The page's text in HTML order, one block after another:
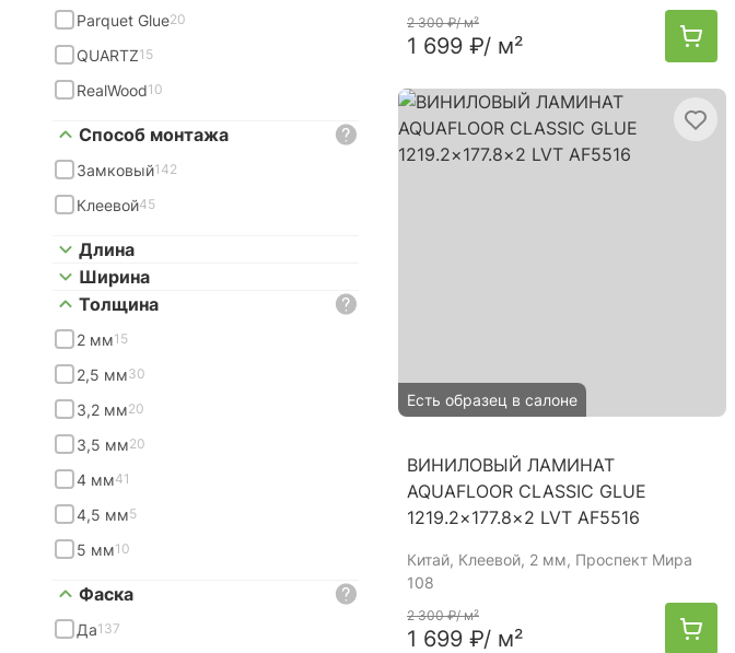
Parquet Glue20
QUARTZ15
RealWood10
Способ монтажа
Замковый142
Клеевой45
Длина
Ширина
Толщина
2 мм15
2,5 мм30
3,2 мм20
3,5 мм20
4 мм41
4,5 мм5
5 мм10
Фаска
Да137
2 300 ₽/ м²
1 699 ₽/ м²
Есть образец в салоне
ВИНИЛОВЫЙ ЛАМИНАТ
AQUAFLOOR CLASSIC GLUE
1219.2×177.8×2 LVT AF5516
Китай, Клеевой, 2 мм, Проспект Мира
108
2 300 ₽/ м²
1 699 ₽/ м²